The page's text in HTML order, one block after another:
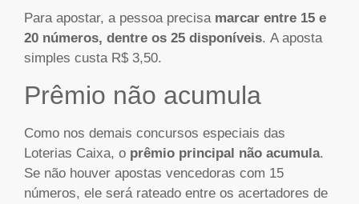
Para apostar, a pessoa precisa marcar entre 15 e
20 números, dentre os 25 disponíveis. A aposta
simples custa R$ 3,50.
Prêmio não acumula
Como nos demais concursos especiais das
Loterias Caixa, o prêmio principal não acumula.
Se não houver apostas vencedoras com 15
números, ele será rateado entre os acertadores de